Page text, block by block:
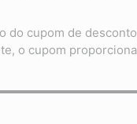
do cupom de
o cupom